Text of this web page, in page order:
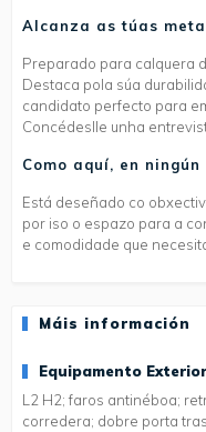
Alcanza as túas
Preparado para calquera
Destaca pola súa
candidato perfecto para
Concédeslle unha
Como aquí, en
Está deseñado co
por iso o espazo para a
e comodidade que
Máis información
Equipamento Exterior
L2 H2; faros antinéboa;
corredera; dobre porta